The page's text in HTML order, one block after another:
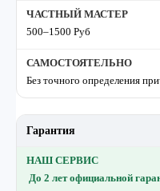
500–1500 Руб
Без точного определения
Гарантия
До 2 лет официальной